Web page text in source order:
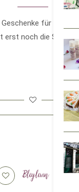
für den
erst noch die Suche
Bloglovin